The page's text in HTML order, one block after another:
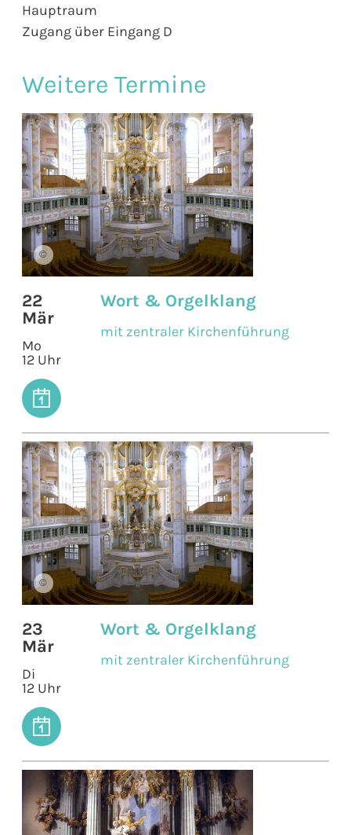
Hauptraum
Zugang über Eingang D
Weitere Termine
©
22
Mär
Mo
12 Uhr
Wort & Orgelklang
mit zentraler Kirchenführung
©
23
Mär
Di
12 Uhr
Wort & Orgelklang
mit zentraler Kirchenführung